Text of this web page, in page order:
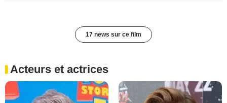
17 news sur ce film
Acteurs et actrices